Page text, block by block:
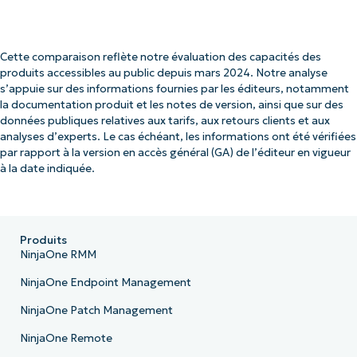
Cette comparaison reflète notre évaluation des capacités des
produits accessibles au public depuis mars 2024. Notre analyse
s’appuie sur des informations fournies par les éditeurs, notamment
la documentation produit et les notes de version, ainsi que sur des
données publiques relatives aux tarifs, aux retours clients et aux
analyses d’experts. Le cas échéant, les informations ont été vérifiées
par rapport à la version en accès général (GA) de l’éditeur en vigueur
à la date indiquée.
Produits
NinjaOne RMM
NinjaOne Endpoint Management
NinjaOne Patch Management
NinjaOne Remote